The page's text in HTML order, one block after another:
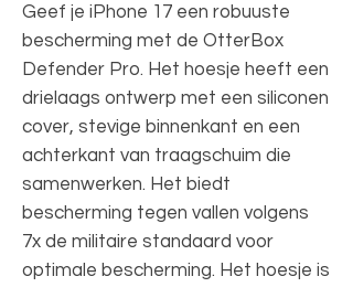
Geef je iPhone 17 een robuuste
bescherming met de OtterBox
Defender Pro. Het hoesje heeft een
drielaags ontwerp met een siliconen
cover, stevige binnenkant en een
achterkant van traagschuim die
samenwerken. Het biedt
bescherming tegen vallen volgens
7x de militaire standaard voor
optimale bescherming. Het hoesje is